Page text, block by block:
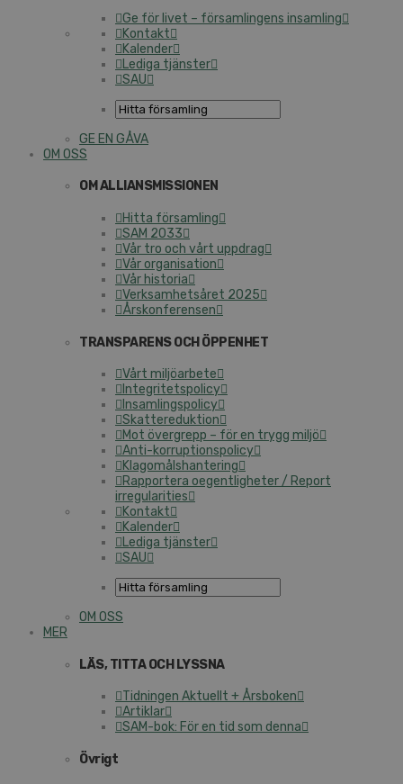
Ge för livet – församlingens insamling
Kontakt
Kalender
Lediga tjänster
SAU
GE EN GÅVA
OM OSS
OM ALLIANSMISSIONEN
Hitta församling
SAM 2033
Vår tro och vårt uppdrag
Vår organisation
Vår historia
Verksamhetsåret 2025
Årskonferensen
TRANSPARENS OCH ÖPPENHET
Vårt miljöarbete
Integritetspolicy
Insamlingspolicy
Skattereduktion
Mot övergrepp – för en trygg miljö
Anti-korruptionspolicy
Klagomålshantering
Rapportera oegentligheter / Report
irregularities
Kontakt
Kalender
Lediga tjänster
SAU
OM OSS
MER
LÄS, TITTA OCH LYSSNA
Tidningen Aktuellt + Årsboken
Artiklar
SAM-bok: För en tid som denna
Övrigt